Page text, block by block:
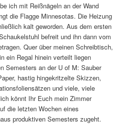
ich mit Reißnägeln an der Wand
die Flagge Minnesotas. Die Heizung
kalt geworden. Aus dem ersten
befreit und ihn dann vom
Quer über meinen Schreibtisch,
ein Regal hinein verteilt liegen
Semesters an der U of M: Sauber
hastig hingekritzelte Skizzen,
und viele, viele
könnt Ihr Euch mein Zimmer
die letzten Wochen eines
produktiven Semesters zugeht.